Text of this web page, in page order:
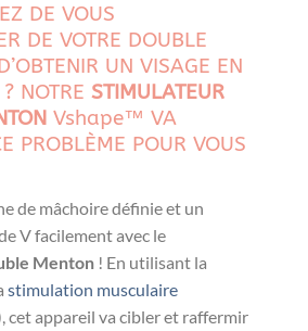
DE VOUS
DE VOTRE DOUBLE
UN VISAGE EN
NOTRE STIMULATEUR
Vshape™ VA
PROBLÈME POUR VOUS
de mâchoire définie et un
V facilement avec le
Menton! En utilisant la
stimulation musculaire
cet appareil va cibler et raffermir